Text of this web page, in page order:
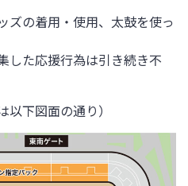
ズの着用・使用、太鼓を使っ
た応援行為は引き続き不
以下図面の通り）